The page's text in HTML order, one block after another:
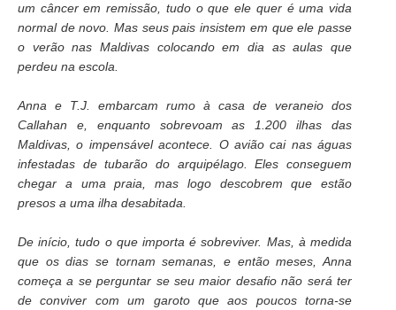
um câncer em remissão, tudo o que ele quer é uma vida
normal de novo. Mas seus pais insistem em que ele passe
o verão nas Maldivas colocando em dia as aulas que
perdeu na escola.
Anna e T.J. embarcam rumo à casa de veraneio dos
Callahan e, enquanto sobrevoam as 1.200 ilhas das
Maldivas, o impensável acontece. O avião cai nas águas
infestadas de tubarão do arquipélago. Eles conseguem
chegar a uma praia, mas logo descobrem que estão
presos a uma ilha desabitada.
De início, tudo o que importa é sobreviver. Mas, à medida
que os dias se tornam semanas, e então meses, Anna
começa a se perguntar se seu maior desafio não será ter
de conviver com um garoto que aos poucos torna-se